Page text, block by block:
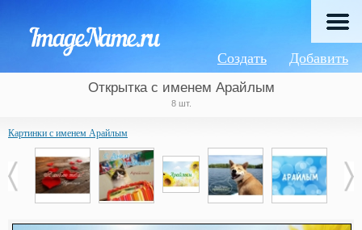
Добавить
Создать
Открытка с именем Арайлым
8 шт.
Картинки с именем Арайлым